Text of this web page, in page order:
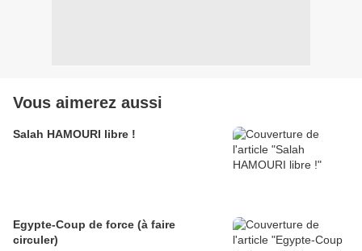
Vous aimerez aussi
Salah HAMOURI libre !
Egypte-Coup de force (à faire
circuler)